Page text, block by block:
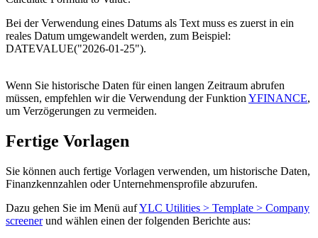
Bei der Verwendung eines Datums als Text muss es zuerst in ein
reales Datum umgewandelt werden, zum Beispiel:
DATEVALUE("2026-01-25").
Wenn Sie historische Daten für einen langen Zeitraum abrufen
müssen, empfehlen wir die Verwendung der FunktionYFINANCE,
um Verzögerungen zu vermeiden.
Fertige Vorlagen
Sie können auch fertige Vorlagen verwenden, um historische Daten,
Finanzkennzahlen oder Unternehmensprofile abzurufen.
Dazu gehen Sie im Menü aufYLC Utilities > Template > Company
screenerund wählen einen der folgenden Berichte aus: